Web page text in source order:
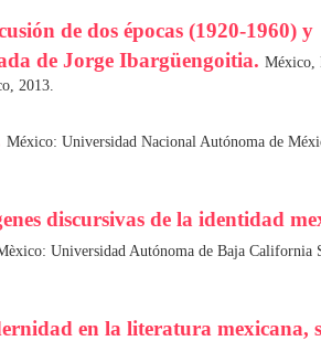
de dos épocas (1920-1960) y
de Jorge Ibargüengoitia. México,
2013.
México: Universidad Nacional Autónoma de
discursivas de la identidad
Universidad Autónoma de Baja California
en la literatura mexicana,